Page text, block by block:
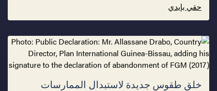
حقي بإيدي
خلق طقوس جديدة لاستبدال الممارسات